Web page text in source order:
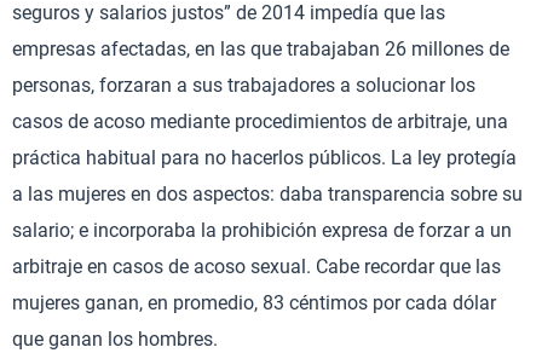
seguros y salarios justos” de 2014 impedía que las
empresas afectadas, en las que trabajaban 26 millones de
personas, forzaran a sus trabajadores a solucionar los
casos de acoso mediante procedimientos de arbitraje, una
práctica habitual para no hacerlos públicos. La ley protegía
a las mujeres en dos aspectos: daba transparencia sobre su
salario; e incorporaba la prohibición expresa de forzar a un
arbitraje en casos de acoso sexual. Cabe recordar que las
mujeres ganan, en promedio, 83 céntimos por cada dólar
que ganan los hombres.